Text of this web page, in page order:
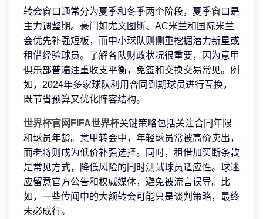
转会窗口通常分为夏季和冬季两个阶段，夏季窗口是
主力调整期。豪门如尤文图斯、AC米兰和国际米兰
会优先补强短板，而中小球队则侧重挖掘潜力新星或
租借经验球员。了解各队财政状况很重要，因为意甲
俱乐部普遍注重收支平衡，免签和交换交易常见。例
如，2024年多家球队利用合同到期球员进行互换，
既节省预算又优化阵容结构。
世界杯官网 FIFA世界杯关键策略包括关注合同年限
和球员年龄。意甲转会中，年轻球员常被高价卖出，
而老将则成为低价补强选择。同时，租借加买断条款
是常见方式，降低风险的同时测试球员适应性。球迷
应留意官方公告和权威媒体，避免被流言误导。比
如，一些传闻中的大额转会可能只是谈判策略，最终
未必成行。